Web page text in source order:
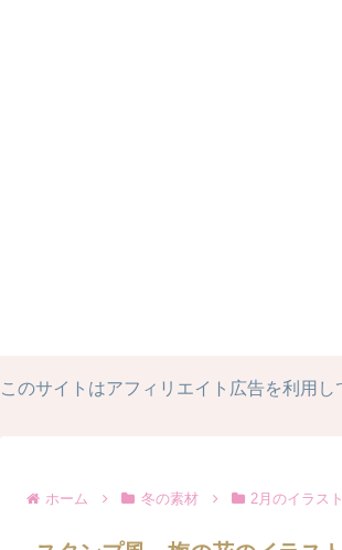
このサイトはアフィリエイト広告を利用し
ホーム 冬の素材 2月のイラスト